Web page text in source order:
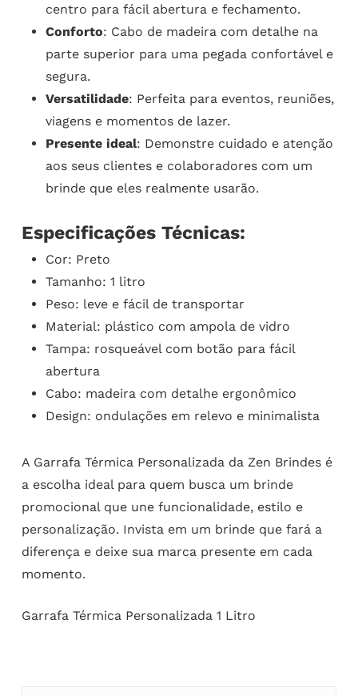
centro para fácil abertura e fechamento.
Conforto: Cabo de madeira com detalhe na
parte superior para uma pegada confortável e
segura.
Versatilidade: Perfeita para eventos, reuniões,
viagens e momentos de lazer.
Presente ideal: Demonstre cuidado e atenção
aos seus clientes e colaboradores com um
brinde que eles realmente usarão.
Especificações Técnicas:
Cor: Preto
Tamanho: 1 litro
Peso: leve e fácil de transportar
Material: plástico com ampola de vidro
Tampa: rosqueável com botão para fácil
abertura
Cabo: madeira com detalhe ergonômico
Design: ondulações em relevo e minimalista
A Garrafa Térmica Personalizada da Zen Brindes é
a escolha ideal para quem busca um brinde
promocional que une funcionalidade, estilo e
personalização. Invista em um brinde que fará a
diferença e deixe sua marca presente em cada
momento.
Garrafa Térmica Personalizada 1 Litro